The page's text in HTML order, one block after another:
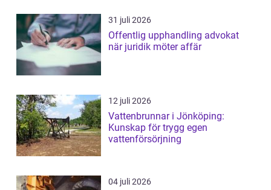
31 juli 2026
Offentlig upphandling advokat
när juridik möter affär
12 juli 2026
Vattenbrunnar i Jönköping:
Kunskap för trygg egen
vattenförsörjning
04 juli 2026